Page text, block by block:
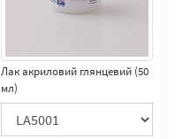
Лак акриловий глянцевий (50
мл)